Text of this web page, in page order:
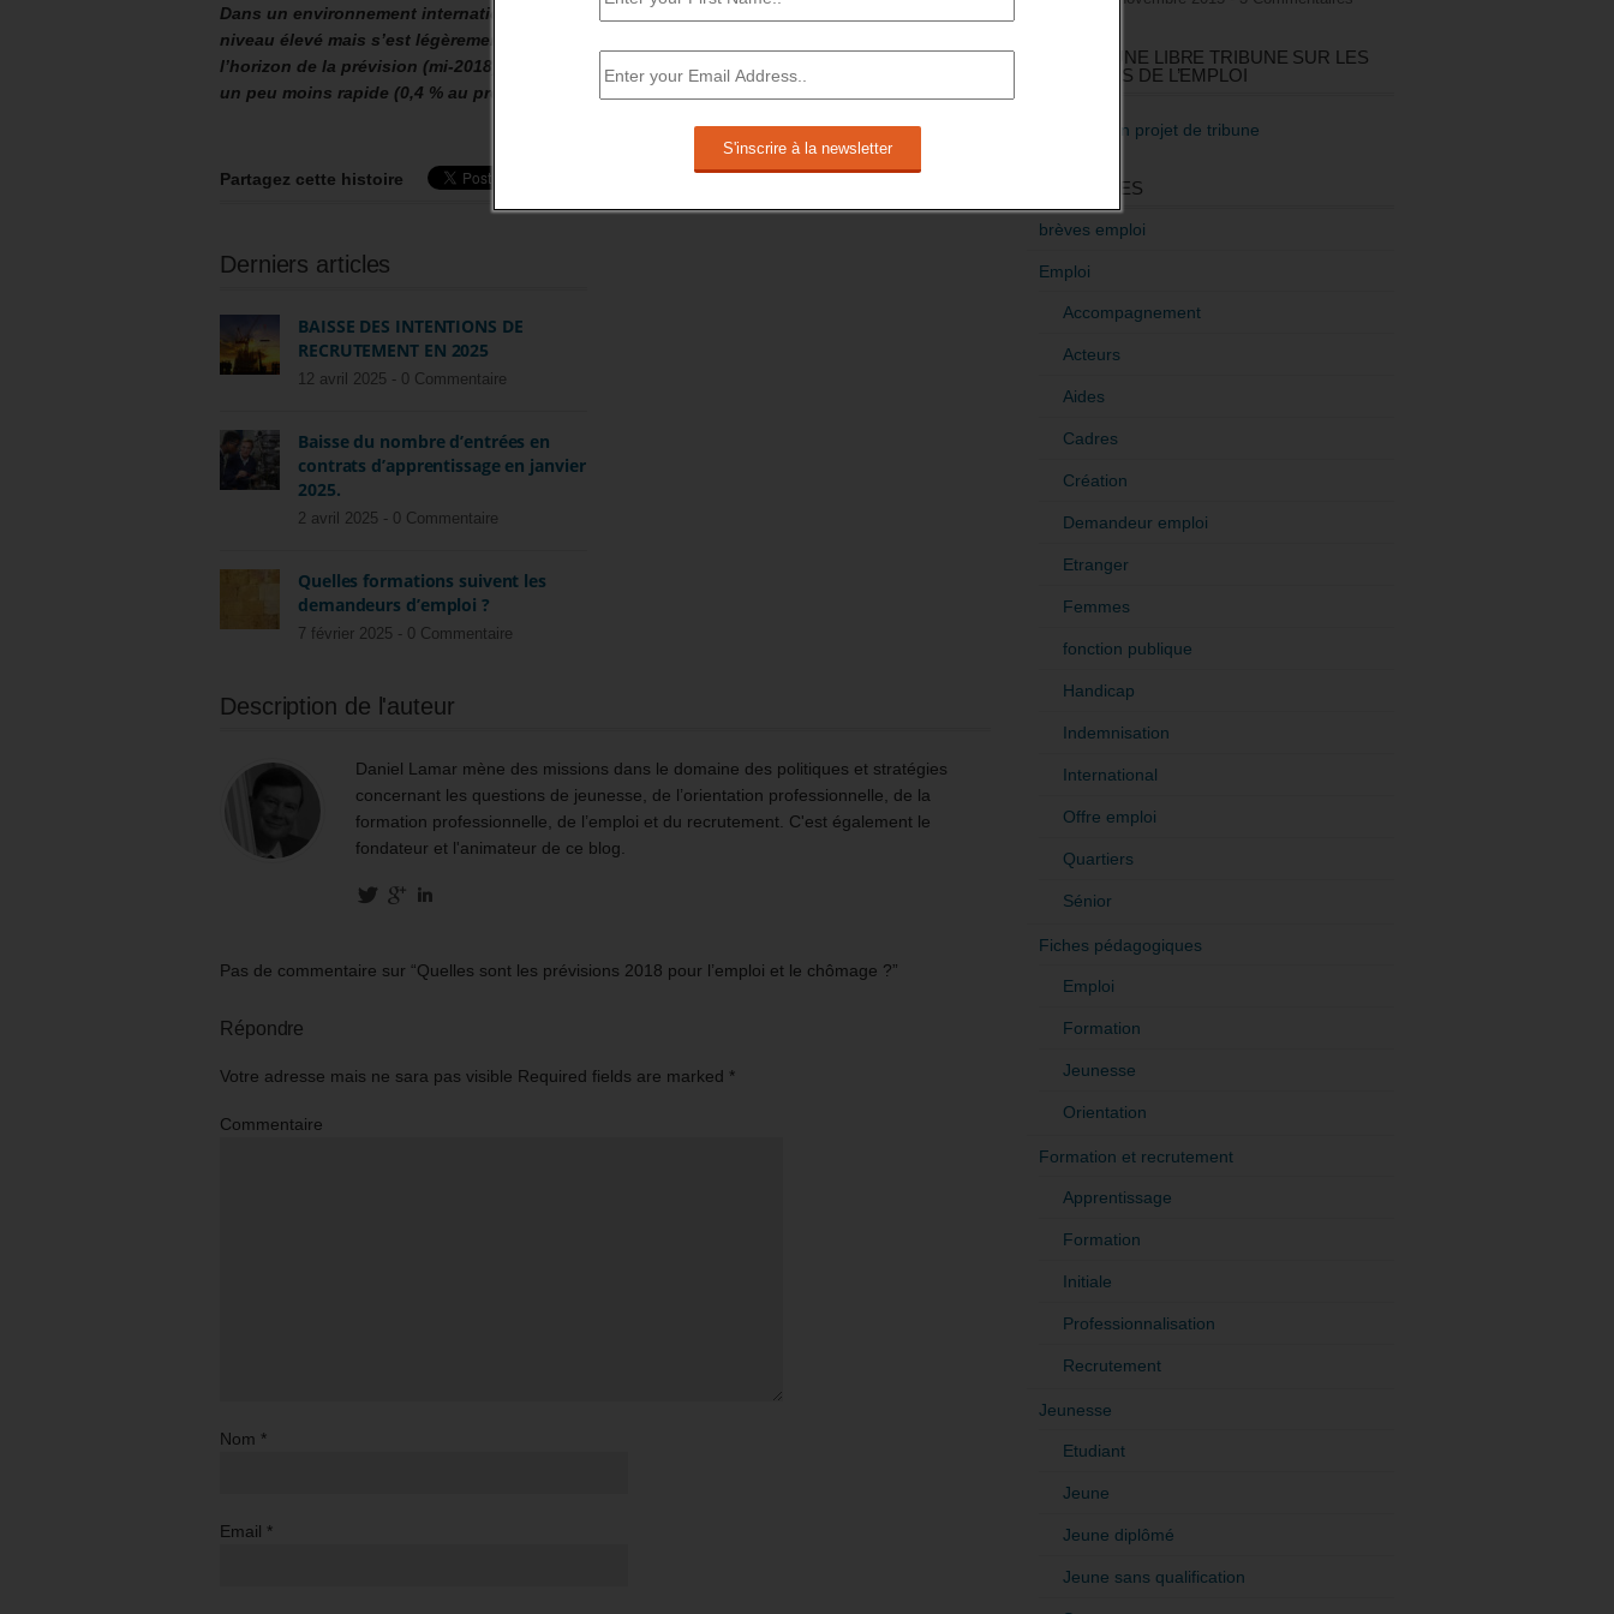
Dans un environnement international qui reste porteur, le climat des affaires conserve un
niveau élevé mais s’est légèrement replié en début d’année. Ce tassement suggère qu’à
l’horizon de la prévision (mi-2018), l’activité continuerait de croître à un rythme soutenu mais
un peu moins rapide (0,4 % au premier puis au deuxième trimestre). »
Partagez cette histoire
Derniers articles
BAISSE DES INTENTIONS DE
RECRUTEMENT EN 2025
12 avril 2025 - 0 Commentaire
Baisse du nombre d’entrées en
contrats d’apprentissage en janvier
2025.
2 avril 2025 - 0 Commentaire
Quelles formations suivent les
demandeurs d’emploi ?
7 février 2025 - 0 Commentaire
Description de l'auteur
Daniel Lamar mène des missions dans le domaine des politiques et stratégies
concernant les questions de jeunesse, de l’orientation professionnelle, de la
formation professionnelle, de l’emploi et du recrutement. C'est également le
fondateur et l'animateur de ce blog.
Pas de commentaire sur “Quelles sont les prévisions 2018 pour l’emploi et le chômage ?”
Répondre
Votre adresse mais ne sara pas visible Required fields are marked *
Commentaire
Nom *
Email *
RÉDIGEZ UNE LIBRE TRIBUNE SUR LES
POLITIQUES DE L’EMPLOI
>Décrire mon projet de tribune
CATÉGORIES
brèves emploi
Emploi
Accompagnement
Acteurs
Aides
Cadres
Création
Demandeur emploi
Etranger
Femmes
fonction publique
Handicap
Indemnisation
International
Offre emploi
Quartiers
Sénior
Fiches pédagogiques
Emploi
Formation
Jeunesse
Orientation
Formation et recrutement
Apprentissage
Formation
Initiale
Professionnalisation
Recrutement
Jeunesse
Etudiant
Jeune
Jeune diplômé
Jeune sans qualification